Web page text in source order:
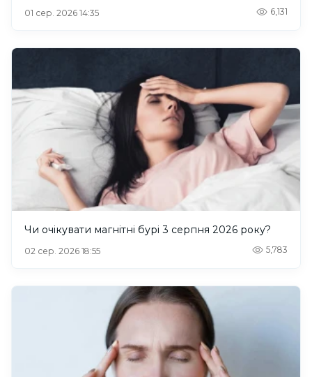
01 сер. 2026 14:35 6,131
Чи очікувати магнітні бурі 3 серпня 2026 року?
02 сер. 2026 18:55 5,783